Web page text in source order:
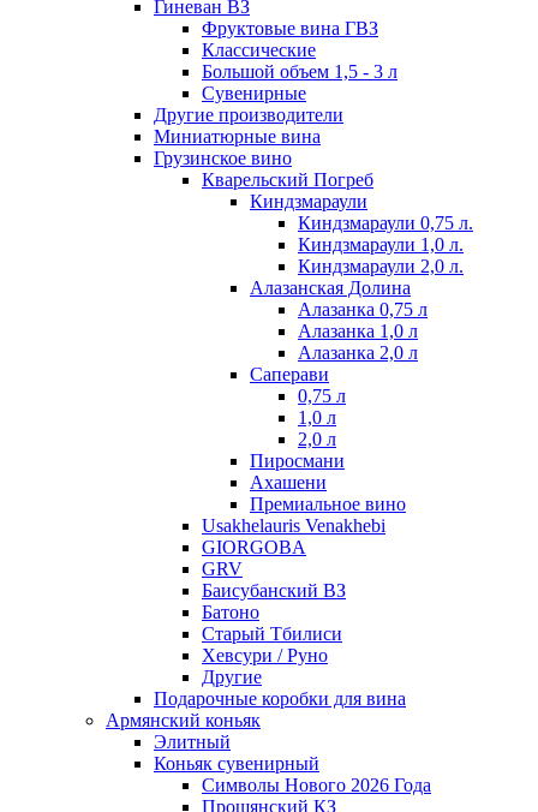
Гиневан ВЗ
Фруктовые вина ГВЗ
Классические
Большой объем 1,5 - 3 л
Сувенирные
Другие производители
Миниатюрные вина
Грузинское вино
Кварельский Погреб
Киндзмараули
Киндзмараули 0,75 л.
Киндзмараули 1,0 л.
Киндзмараули 2,0 л.
Алазанская Долина
Алазанка 0,75 л
Алазанка 1,0 л
Алазанка 2,0 л
Саперави
0,75 л
1,0 л
2,0 л
Пиросмани
Ахашени
Премиальное вино
Usakhelauris Venakhebi
GIORGOBA
GRV
Баисубанский ВЗ
Батоно
Старый Тбилиси
Хевсури / Руно
Другие
Подарочные коробки для вина
Армянский коньяк
Элитный
Коньяк сувенирный
Символы Нового 2026 Года
Прошянский КЗ